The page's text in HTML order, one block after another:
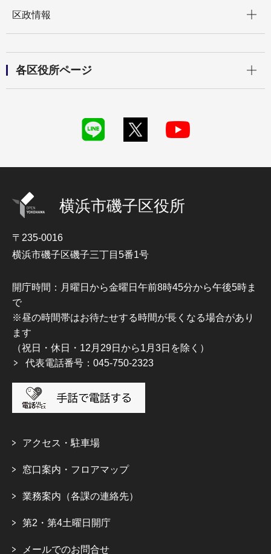
区政情報
各区役所ページ
横浜市磯子区役所
〒235-0016
横浜市磯子区磯子三丁目5番1号
開庁時間：月曜日から金曜日午前8時45分から午後5時ま
で
※昼の時間帯はお待たせする時間が長くなる場合があり
ます
（祝日・休日・12月29日から1月3日を除く）
代表電話番号：045-750-2323
アクセス・駐車場
窓口案内・フロアマップ
業務案内（各課の連絡先）
第2・第4土曜日開庁
メールでのお問合せ